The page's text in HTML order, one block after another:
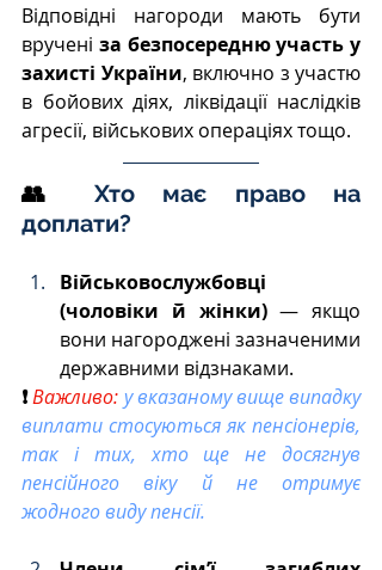
Відповідні нагороди мають бути
вручені за безпосередню участь у
захисті України, включно з участю
в бойових діях, ліквідації наслідків
агресії, військових операціях тощо.
👥 Хто має право на
доплати?
Військовослужбовці
(чоловіки й жінки) — якщо
вони нагороджені зазначеними
державними відзнаками.
❗ Важливо: у вказаному вище випадку
виплати стосуються як пенсіонерів,
так і тих, хто ще не досягнув
пенсійного віку й не отримує
жодного виду пенсії.